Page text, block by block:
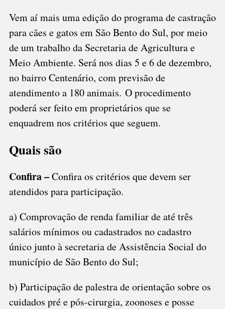
Vem aí mais uma edição do programa de castração
para cães e gatos em São Bento do Sul, por meio
de um trabalho da Secretaria de Agricultura e
Meio Ambiente. Será nos dias 5 e 6 de dezembro,
no bairro Centenário, com previsão de
atendimento a 180 animais. O procedimento
poderá ser feito em proprietários que se
enquadrem nos critérios que seguem.
Quais são
Confira –Confira os critérios que devem ser
atendidos para participação.
a) Comprovação de renda familiar de até três
salários mínimos ou cadastrados no cadastro
único junto à secretaria de Assistência Social do
município de São Bento do Sul;
b) Participação de palestra de orientação sobre os
cuidados pré e pós-cirurgia, zoonoses e posse